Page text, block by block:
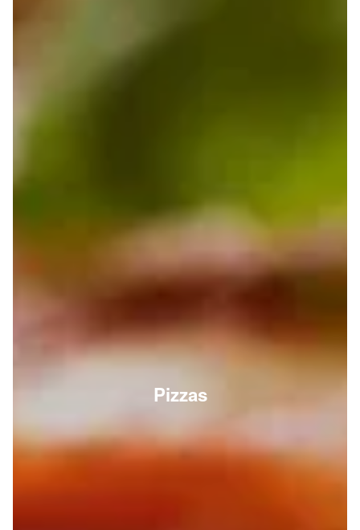
Pizzas